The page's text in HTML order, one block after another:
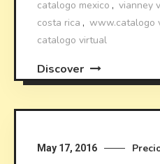
catalogo mexico , vianney
costa rica , www.catalogo
catalogo virtual
Discover
May 17, 2016